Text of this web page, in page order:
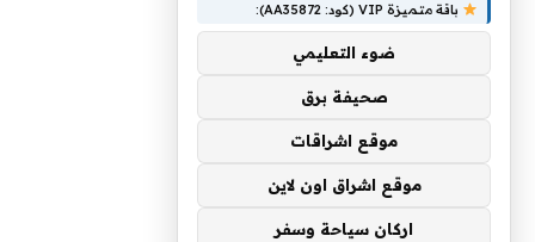
باقة متميزة VIP (كود: AA35872):
ضوء التعليمي
صحيفة برق
موقع اشراقات
موقع اشراق اون لاين
اركان سياحة وسفر